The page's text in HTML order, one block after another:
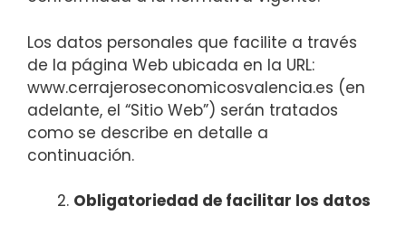
Los datos personales que facilite a través
de la página Web ubicada en la URL:
www.cerrajeroseconomicosvalencia.es (en
adelante, el “Sitio Web”) serán tratados
como se describe en detalle a
continuación.
Obligatoriedad de facilitar los datos